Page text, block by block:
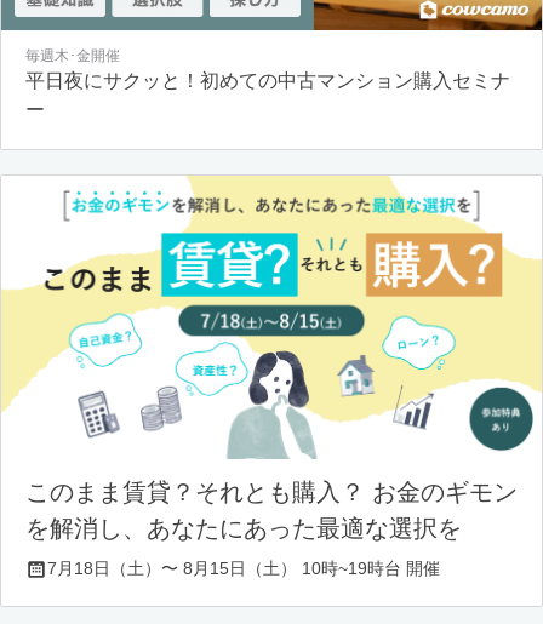
毎週木･金開催
平日夜にサクッと！初めての中古マンション購入セミナ
ー
このまま賃貸？それとも購入？ お金のギモン
を解消し、あなたにあった最適な選択を
7月18日（土）〜 8月15日（土） 10時~19時台 開催